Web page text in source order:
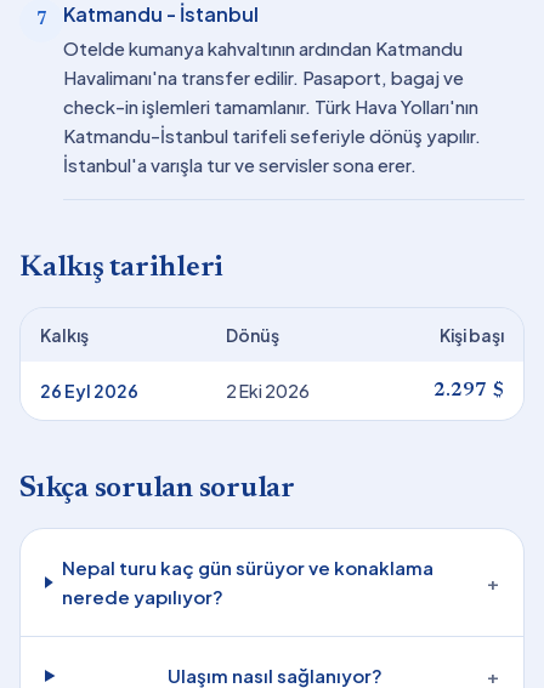
7 Katmandu - İstanbul
Otelde kumanya kahvaltının ardından Katmandu
Havalimanı'na transfer edilir. Pasaport, bagaj ve
check-in işlemleri tamamlanır. Türk Hava Yolları'nın
Katmandu-İstanbul tarifeli seferiyle dönüş yapılır.
İstanbul'a varışla tur ve servisler sona erer.
Kalkış tarihleri
Kalkış Dönüş Kişi başı
26 Eyl 2026 2 Eki 2026 2.297 $
Sıkça sorulan sorular
Nepal turu kaç gün sürüyor ve konaklama
nerede yapılıyor?
+
Ulaşım nasıl sağlanıyor? +